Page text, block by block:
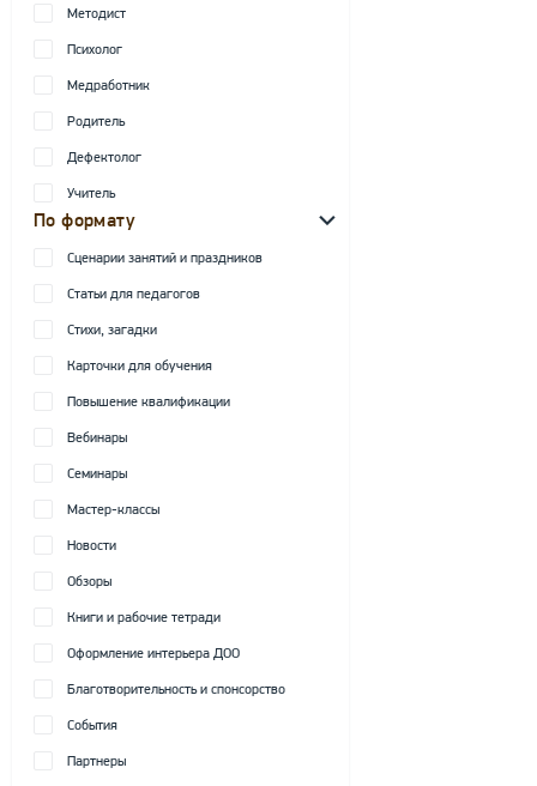
Методист
Психолог
Медработник
Родитель
Дефектолог
Учитель
По формату
Сценарии занятий и праздников
Статьи для педагогов
Стихи, загадки
Карточки для обучения
Повышение квалификации
Вебинары
Семинары
Мастер-классы
Новости
Обзоры
Книги и рабочие тетради
Оформление интерьера ДОО
Благотворительность и спонсорство
События
Партнеры